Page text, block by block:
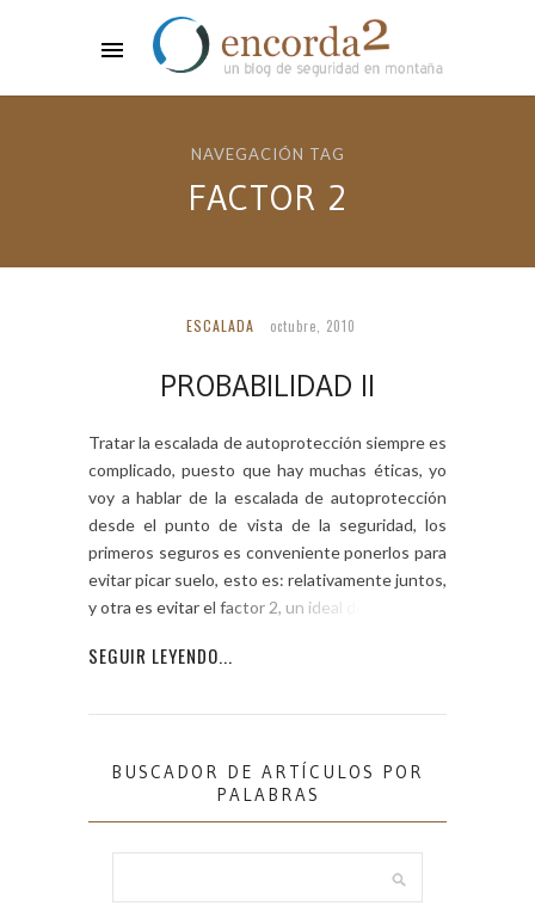
NAVEGACIÓN TAG
FACTOR 2
ESCALADA octubre, 2010
PROBABILIDAD II
Tratar la escalada de autoprotección siempre es
complicado, puesto que hay muchas éticas, yo
voy a hablar de la escalada de autoprotección
desde el punto de vista de la seguridad, los
primeros seguros es conveniente ponerlos para
evitar picar suelo, esto es: relativamente juntos,
y otra es evitar el factor 2, un ideal de vía […]
SEGUIR LEYENDO...
BUSCADOR DE ARTÍCULOS POR
PALABRAS